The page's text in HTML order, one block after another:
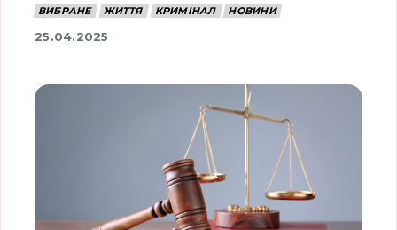
ВИБРАНЕ ЖИТТЯ КРИМІНАЛ НОВИНИ
25.04.2025